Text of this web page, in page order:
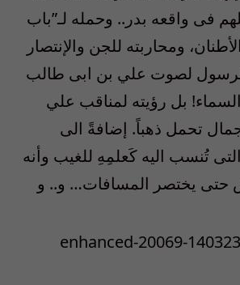
فى واقعه بدر.. وحمله لـ”باب
ومحاربته للجن والإنتصار
لصوت علي بن ابى طالب
بل رؤيته لمناقب علي
تحمل ذهباً. إضافةً الى
التى تُنسب اليه كَعلمِهِ للغيب وأنه
حتى يختصر المسافات… و.. و